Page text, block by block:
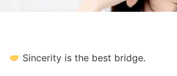
Sincerity is the best bridge.